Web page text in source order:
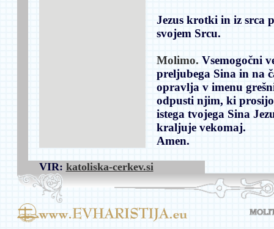
Jezus krotki in iz srca
svojem Srcu.
Molimo. Vsemogočni
preljubega Sina in na
opravlja v imenu
odpusti njim, ki
istega tvojega Sina
kraljuje vekomaj.
Amen.
VIR: katoliska-cerkev.si